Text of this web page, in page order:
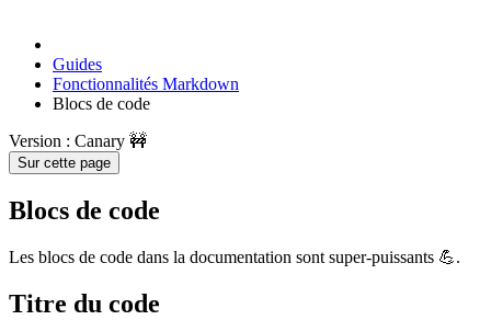
Guides
Fonctionnalités Markdown
Blocs de code
Version : Canary 🚧
Sur cette page
Blocs de code
Les blocs de code dans la documentation sont super-puissants 💪.
Titre du code